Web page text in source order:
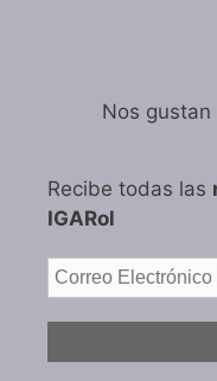
Nos gustan
Recibe todas las
IGARol